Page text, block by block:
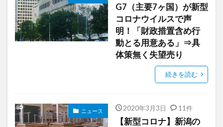
G7（主要7ヶ国）が新型
コロナウイルスで声
明！「財政措置含め行
動とる用意ある」⇒具
体策無く失望売り
続きを読む
ニュース 2020年3月3日 11件
【新型コロナ】新潟の